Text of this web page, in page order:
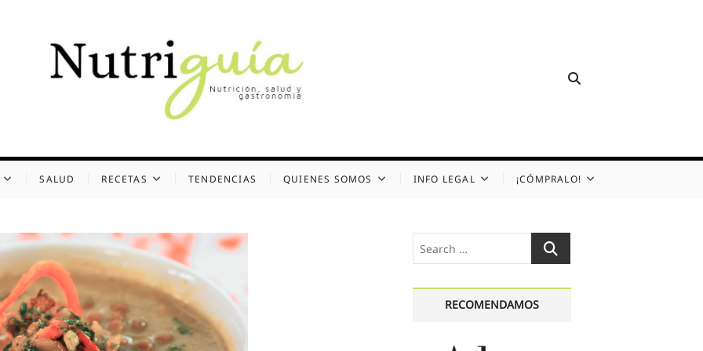
SALUD RECETAS TENDENCIAS QUIENES SOMOS INFO LEGAL ¡CÓMPRALO!
Search
…
RECOMENDAMOS